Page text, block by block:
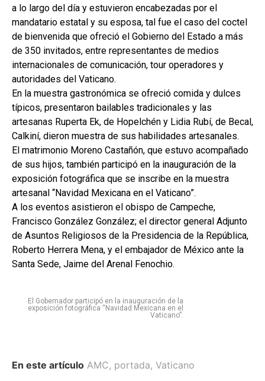
a lo largo del día y estuvieron encabezadas por el
mandatario estatal y su esposa, tal fue el caso del coctel
de bienvenida que ofreció el Gobierno del Estado a más
de 350 invitados, entre representantes de medios
internacionales de comunicación, tour operadores y
autoridades del Vaticano.
En la muestra gastronómica se ofreció comida y dulces
típicos, presentaron bailables tradicionales y las
artesanas Ruperta Ek, de Hopelchén y Lidia Rubí, de Becal,
Calkiní, dieron muestra de sus habilidades artesanales.
El matrimonio Moreno Castañón, que estuvo acompañado
de sus hijos, también participó en la inauguración de la
exposición fotográfica que se inscribe en la muestra
artesanal “Navidad Mexicana en el Vaticano”.
A los eventos asistieron el obispo de Campeche,
Francisco González González; el director general Adjunto
de Asuntos Religiosos de la Presidencia de la República,
Roberto Herrera Mena, y el embajador de México ante la
Santa Sede, Jaime del Arenal Fenochio.
El Gobernador participó en la inauguración de la
exposición fotográfica “Navidad Mexicana en el
Vaticano”.
En este artículo AMC, portada, Vaticano